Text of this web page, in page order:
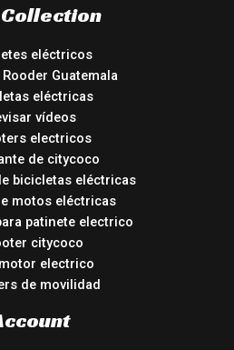
eléctricos
Guatemala
eléctricas
vídeos
electricos
de citycoco
bicicletas eléctricas
motos eléctricas
patinete electrico
citycoco
electrico
de movilidad